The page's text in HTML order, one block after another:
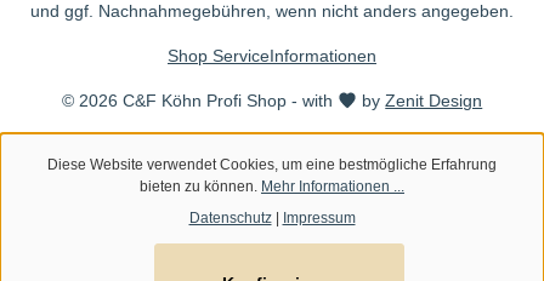
und ggf. Nachnahmegebühren, wenn nicht anders angegeben.
© 2026 C&F Köhn Profi Shop - with byZenit Design
Shop ServiceInformationen
Diese Website verwendet Cookies, um eine bestmögliche Erfahrung
bieten zu können. Mehr Informationen ...
Datenschutz| Impressum